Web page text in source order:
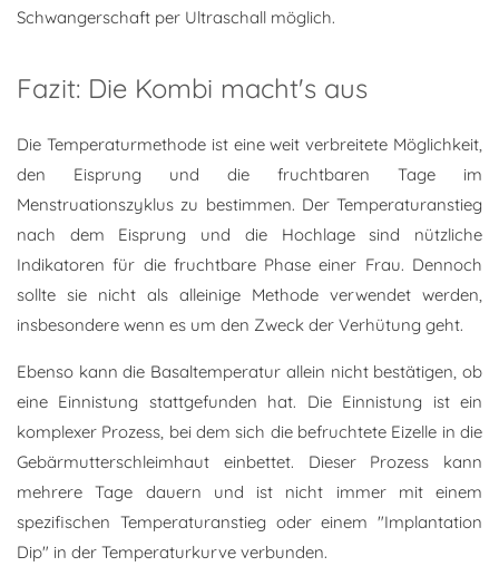
Schwangerschaft per Ultraschall möglich.
Fazit: Die Kombi macht's aus
Die Temperaturmethode ist eine weit verbreitete Möglichkeit,
den Eisprung und die fruchtbaren Tage im
Menstruationszyklus zu bestimmen. Der Temperaturanstieg
nach dem Eisprung und die Hochlage sind nützliche
Indikatoren für die fruchtbare Phase einer Frau. Dennoch
sollte sie nicht als alleinige Methode verwendet werden,
insbesondere wenn es um den Zweck der Verhütung geht.
Ebenso kann die Basaltemperatur allein nicht bestätigen, ob
eine Einnistung stattgefunden hat. Die Einnistung ist ein
komplexer Prozess, bei dem sich die befruchtete Eizelle in die
Gebärmutterschleimhaut einbettet. Dieser Prozess kann
mehrere Tage dauern und ist nicht immer mit einem
spezifischen Temperaturanstieg oder einem "Implantation
Dip" in der Temperaturkurve verbunden.